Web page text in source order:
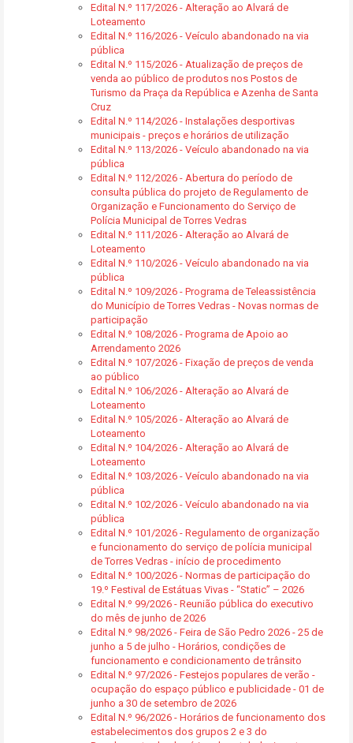
Edital N.º 117/2026 - Alteração ao Alvará de
Loteamento
Edital N.º 116/2026 - Veículo abandonado na via
pública
Edital N.º 115/2026 - Atualização de preços de
venda ao público de produtos nos Postos de
Turismo da Praça da República e Azenha de Santa
Cruz
Edital N.º 114/2026 - Instalações desportivas
municipais - preços e horários de utilização
Edital N.º 113/2026 - Veículo abandonado na via
pública
Edital N.º 112/2026 - Abertura do período de
consulta pública do projeto de Regulamento de
Organização e Funcionamento do Serviço de
Polícia Municipal de Torres Vedras
Edital N.º 111/2026 - Alteração ao Alvará de
Loteamento
Edital N.º 110/2026 - Veículo abandonado na via
pública
Edital N.º 109/2026 - Programa de Teleassistência
do Município de Torres Vedras - Novas normas de
participação
Edital N.º 108/2026 - Programa de Apoio ao
Arrendamento 2026
Edital N.º 107/2026 - Fixação de preços de venda
ao público
Edital N.º 106/2026 - Alteração ao Alvará de
Loteamento
Edital N.º 105/2026 - Alteração ao Alvará de
Loteamento
Edital N.º 104/2026 - Alteração ao Alvará de
Loteamento
Edital N.º 103/2026 - Veículo abandonado na via
pública
Edital N.º 102/2026 - Veículo abandonado na via
pública
Edital N.º 101/2026 - Regulamento de organização
e funcionamento do serviço de polícia municipal
de Torres Vedras - início de procedimento
Edital N.º 100/2026 - Normas de participação do
19.º Festival de Estátuas Vivas - “Static” – 2026
Edital N.º 99/2026 - Reunião pública do executivo
do mês de junho de 2026
Edital N.º 98/2026 - Feira de São Pedro 2026 - 25 de
junho a 5 de julho - Horários, condições de
funcionamento e condicionamento de trânsito
Edital N.º 97/2026 - Festejos populares de verão -
ocupação do espaço público e publicidade - 01 de
junho a 30 de setembro de 2026
Edital N.º 96/2026 - Horários de funcionamento dos
estabelecimentos dos grupos 2 e 3 do